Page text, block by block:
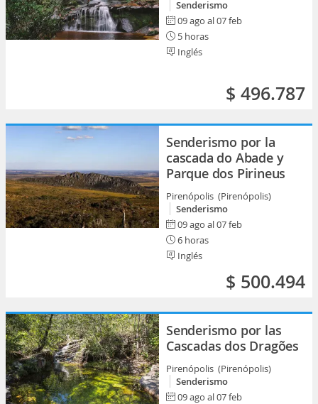
Senderismo
09 ago al 07 feb
5 horas
Inglés
$ 496.787
Senderismo por la
cascada do Abade y
Parque dos Pirineus
Pirenópolis (Pirenópolis)
Senderismo
09 ago al 07 feb
6 horas
Inglés
$ 500.494
Senderismo por las
Cascadas dos Dragões
Pirenópolis (Pirenópolis)
Senderismo
09 ago al 07 feb